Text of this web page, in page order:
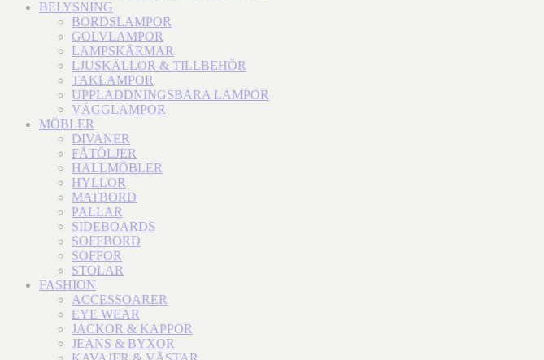
BELYSNING
BORDSLAMPOR
GOLVLAMPOR
LAMPSKÄRMAR
LJUSKÄLLOR & TILLBEHÖR
TAKLAMPOR
UPPLADDNINGSBARA LAMPOR
VÄGGLAMPOR
MÖBLER
DIVANER
FÅTÖLJER
HALLMÖBLER
HYLLOR
MATBORD
PALLAR
SIDEBOARDS
SOFFBORD
SOFFOR
STOLAR
FASHION
ACCESSOARER
EYE WEAR
JACKOR & KAPPOR
JEANS & BYXOR